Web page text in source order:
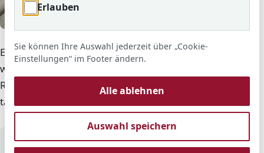
Ein warmes und ausgewogenes Mittagessen ist ein
wichtiger Bestandteil des Schulalltags. An der Adolf-
Reichwein-Schule können Schülerinnen und Schüler
täglich gemeinsam essen und zur Ruhe kommen.
Auf einen Blick
Erlauben
Sie können Ihre Auswahl jederzeit über „Cookie-
Einstellungen“ im Footer ändern.
Alle ablehnen
Auswahl speichern